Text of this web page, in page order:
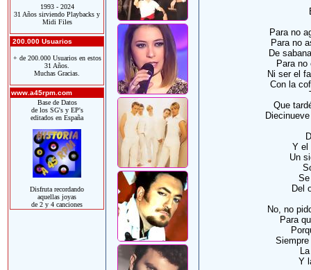
1993 - 2024
31 Años sirviendo Playbacks y
Midi Files
200.000 Usuarios
+ de 200.000 Usuarios en estos
31 Años.
Muchas Gracias.
www.a45rpm.com
Base de Datos
de los SG's y EP's
editados en España
Disfruta recordando
aquellas joyas
de 2 y 4 canciones
Para no
Para no
De
Para
Ni ser el
Con la
Que
Y el
Un
Del
No, no
Para
Y